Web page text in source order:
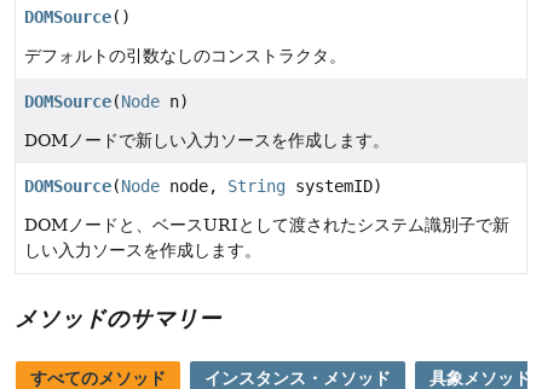
DOMSource()
デフォルトの引数なしのコンストラクタ。
DOMSource(Node n)
DOMノードで新しい入力ソースを作成します。
DOMSource(Node node, String systemID)
DOMノードと、ベースURIとして渡されたシステム識別子で新
しい入力ソースを作成します。
メソッドのサマリー
すべてのメソッド インスタンス・メソッド 具象メソッド